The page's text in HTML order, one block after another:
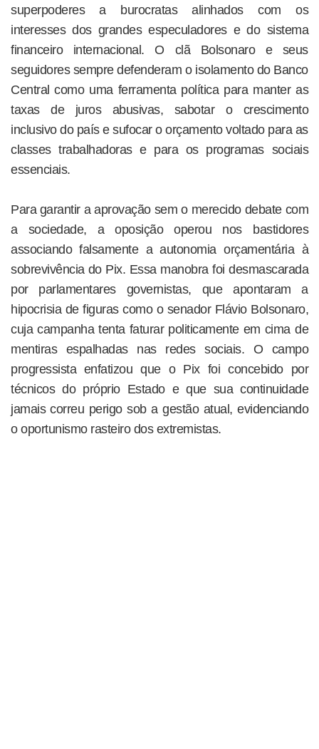
superpoderes a burocratas alinhados com os
interesses dos grandes especuladores e do sistema
financeiro internacional. O clã Bolsonaro e seus
seguidores sempre defenderam o isolamento do Banco
Central como uma ferramenta política para manter as
taxas de juros abusivas, sabotar o crescimento
inclusivo do país e sufocar o orçamento voltado para as
classes trabalhadoras e para os programas sociais
essenciais.
Para garantir a aprovação sem o merecido debate com
a sociedade, a oposição operou nos bastidores
associando falsamente a autonomia orçamentária à
sobrevivência do Pix. Essa manobra foi desmascarada
por parlamentares governistas, que apontaram a
hipocrisia de figuras como o senador Flávio Bolsonaro,
cuja campanha tenta faturar politicamente em cima de
mentiras espalhadas nas redes sociais. O campo
progressista enfatizou que o Pix foi concebido por
técnicos do próprio Estado e que sua continuidade
jamais correu perigo sob a gestão atual, evidenciando
o oportunismo rasteiro dos extremistas.